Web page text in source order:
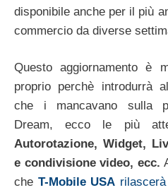
disponibile anche per il più
commercio da diverse
Questo aggiornamento è
proprio perchè introdurrà
che i mancavano sulla
Dream, ecco le più
Autorotazione, Widget,
e condivisione video, ecc.
che T-Mobile USA